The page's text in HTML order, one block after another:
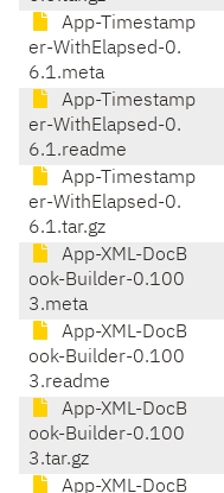
App-Timestamp
er-WithElapsed-0.
6.1.meta
App-Timestamp
er-WithElapsed-0.
6.1.readme
App-Timestamp
er-WithElapsed-0.
6.1.tar.gz
App-XML-DocB
ook-Builder-0.100
3.meta
App-XML-DocB
ook-Builder-0.100
3.readme
App-XML-DocB
ook-Builder-0.100
3.tar.gz
App-XML-DocB